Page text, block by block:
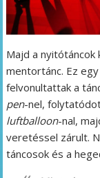
Majd a
mentortánc. Ez
felvonultattak a
pen-nel,
luftballoon-nal,
veretéssel zárult.
táncosok és a